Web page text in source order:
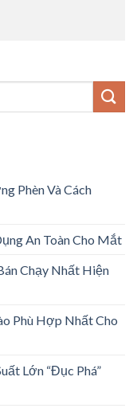
Phèn Và Cách
An Toàn Cho Mắt
Chạy Nhất Hiện
Phù Hợp Nhất Cho
Lớn “Đục Phá”